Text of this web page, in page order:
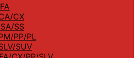
CX
SS
РР/PL
SUV